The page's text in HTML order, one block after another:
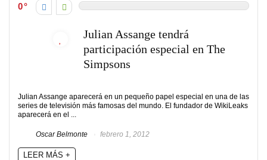
0
Julian Assange tendrá
participación especial en The
Simpsons
Julian Assange aparecerá en un pequeño papel especial en una de las
series de televisión más famosas del mundo. El fundador de WikiLeaks
aparecerá en el ...
Oscar Belmonte febrero 1, 2012
LEER MÁS +